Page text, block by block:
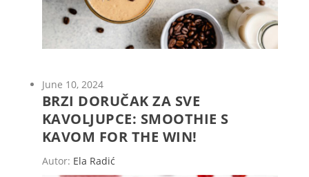
June 10, 2024
BRZI DORUČAK ZA SVE
KAVOLJUPCE: SMOOTHIE S
KAVOM FOR THE WIN!
Autor: Ela Radić